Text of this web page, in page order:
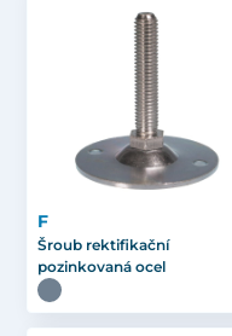
F
Šroub rektifikační
pozinkovaná ocel